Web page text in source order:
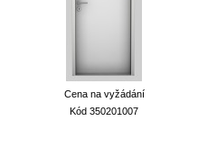
Cena na vyžádání
Kód 350201007